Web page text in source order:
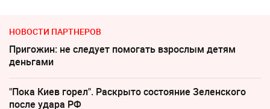
НОВОСТИ ПАРТНЕРОВ
Пригожин: не следует помогать взрослым детям
деньгами
"Пока Киев горел". Раскрыто состояние Зеленского
после удара РФ